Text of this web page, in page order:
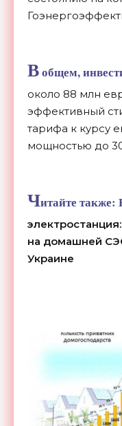
Вобщем,
около 88 млн
эффективный
тарифа к курсу
мощностью до
Читайте также:
на домашней
Украине